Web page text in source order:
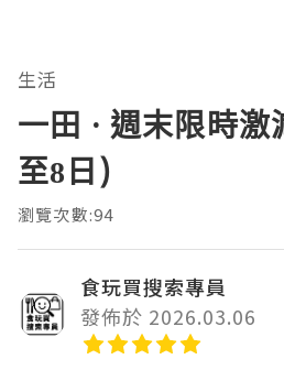
生活
一田 · 週末限時
至8日)
瀏覽次數:94
食玩買搜索專員
發佈於 2026.03.06